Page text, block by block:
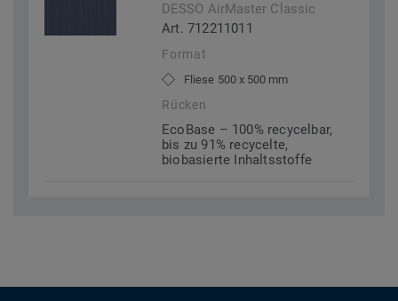
DESSO AirMaster Classic
Art. 712211011
Format
Fliese 500 x 500 mm
Rücken
EcoBase – 100% recycelbar,
bis zu 91% recycelte,
biobasierte Inhaltsstoffe